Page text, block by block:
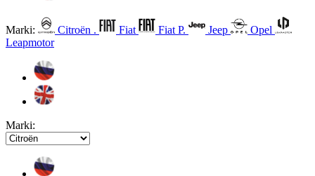
Marki: Citroën . Fiat Fiat P. Jeep
Opel
Leapmotor
Marki: